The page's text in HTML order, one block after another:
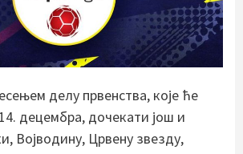
делу првенства, које ће
децембра, дочекати још и
Војводину, Црвену звезду,